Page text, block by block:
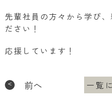
先輩社員の方々から学び
ださい！
応援しています！
前へ 一覧